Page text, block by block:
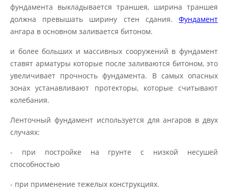
фундамента выкладывается траншея, ширина траншея
должна превышать ширину стен сдания. Фундамент
ангара в основном заливается битоном.
и более больших и массивных сооружений в фундамент
ставят арматуры которые после заливаются битоном, это
увеличивает прочность фундамента. В самых опасных
зонах устанавливают протекторы, которые считывают
колебания.
Ленточный фундамент используется для ангаров в двух
случаях:
- при постройке на грунте с низкой несушей
способностью
- при применение тежелых конструкциях.